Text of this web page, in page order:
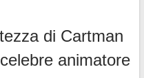
di Cartman
animatore